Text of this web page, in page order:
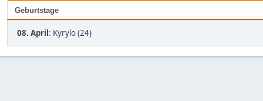
Geburtstage
08. April: Kyrylo (24)